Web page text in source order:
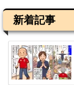
新着記事